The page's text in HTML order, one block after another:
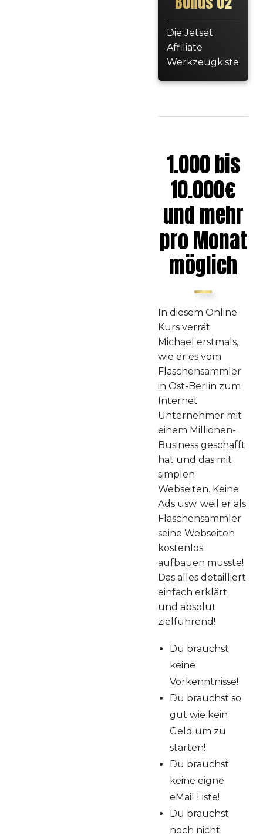
Die Jetset
Affiliate
Werkzeugkiste
1.000 bis
10.000€
und mehr
pro Monat
möglich
In diesem Online
Kurs verrät
Michael erstmals,
wie er es vom
Flaschensammler
in Ost-Berlin zum
Internet
Unternehmer mit
einem Millionen-
Business geschafft
hat und das mit
simplen
Webseiten. Keine
Ads usw. weil er als
Flaschensammler
seine Webseiten
kostenlos
aufbauen musste!
Das alles detailliert
einfach erklärt
und absolut
zielführend!
Du brauchst
keine
Vorkenntnisse!
Du brauchst so
gut wie kein
Geld um zu
starten!
Du brauchst
keine eigne
eMail Liste!
Du brauchst
noch nicht